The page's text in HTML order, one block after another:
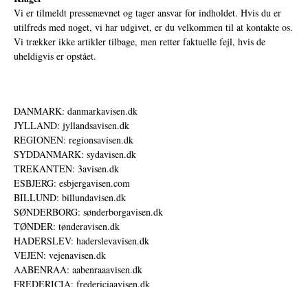
Vi er tilmeldt pressenævnet og tager ansvar for indholdet. Hvis du er
utilfreds med noget, vi har udgivet, er du velkommen til at kontakte os.
Vi trækker ikke artikler tilbage, men retter faktuelle fejl, hvis de
uheldigvis er opstået.
DANMARK: danmarkavisen.dk
JYLLAND: jyllandsavisen.dk
REGIONEN: regionsavisen.dk
SYDDANMARK: sydavisen.dk
TREKANTEN: 3avisen.dk
ESBJERG: esbjergavisen.com
BILLUND: billundavisen.dk
SØNDERBORG: sønderborgavisen.dk
TØNDER: tønderavisen.dk
HADERSLEV: haderslevavisen.dk
VEJEN: vejenavisen.dk
AABENRAA: aabenraaavisen.dk
FREDERICIA: fredericiaavisen.dk